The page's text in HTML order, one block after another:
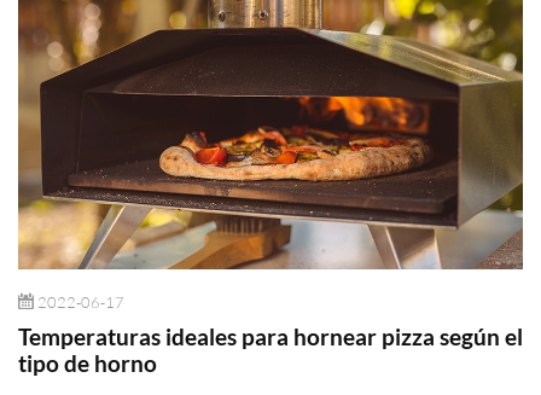
2022-06-17
Temperaturas ideales para hornear pizza según el
tipo de horno